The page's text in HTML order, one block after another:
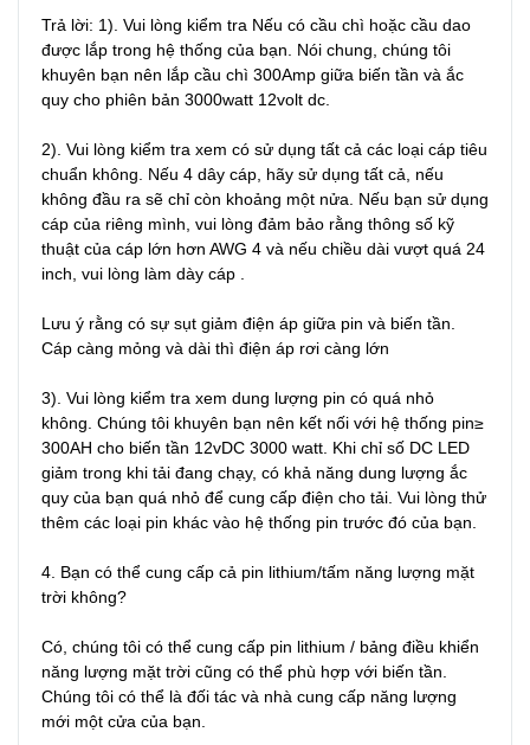
Trả lời: 1). Vui lòng kiểm tra Nếu có cầu chì hoặc cầu dao
được lắp trong hệ thống của bạn. Nói chung, chúng tôi
khuyên bạn nên lắp cầu chì 300Amp giữa biến tần và ắc
quy cho phiên bản 3000watt 12volt dc.
2). Vui lòng kiểm tra xem có sử dụng tất cả các loại cáp tiêu
chuẩn không. Nếu 4 dây cáp, hãy sử dụng tất cả, nếu
không đầu ra sẽ chỉ còn khoảng một nửa. Nếu bạn sử dụng
cáp của riêng mình, vui lòng đảm bảo rằng thông số kỹ
thuật của cáp lớn hơn AWG 4 và nếu chiều dài vượt quá 24
inch, vui lòng làm dày cáp .
Lưu ý rằng có sự sụt giảm điện áp giữa pin và biến tần.
Cáp càng mỏng và dài thì điện áp rơi càng lớn
3). Vui lòng kiểm tra xem dung lượng pin có quá nhỏ
không. Chúng tôi khuyên bạn nên kết nối với hệ thống pin≥
300AH cho biến tần 12vDC 3000 watt. Khi chỉ số DC LED
giảm trong khi tải đang chạy, có khả năng dung lượng ắc
quy của bạn quá nhỏ để cung cấp điện cho tải. Vui lòng thử
thêm các loại pin khác vào hệ thống pin trước đó của bạn.
4. Bạn có thể cung cấp cả pin lithium/tấm năng lượng mặt
trời không?
Có, chúng tôi có thể cung cấp pin lithium / bảng điều khiển
năng lượng mặt trời cũng có thể phù hợp với biến tần.
Chúng tôi có thể là đối tác và nhà cung cấp năng lượng
mới một cửa của bạn.